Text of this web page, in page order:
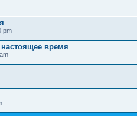
pm
время